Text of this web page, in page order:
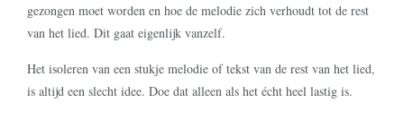
gezongen moet worden en hoe de melodie zich verhoudt tot de rest
van het lied. Dit gaat eigenlijk vanzelf.
Het isoleren van een stukje melodie of tekst van de rest van het lied,
is altijd een slecht idee. Doe dat alleen als het écht heel lastig is.